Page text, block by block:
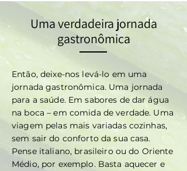
Uma verdadeira jornada
gastronômica
Então, deixe-nos levá-lo em uma
jornada gastronômica. Uma jornada
para a saúde. Em sabores de dar água
na boca – em comida de verdade. Uma
viagem pelas mais variadas cozinhas,
sem sair do conforto da sua casa.
Pense italiano, brasileiro ou do Oriente
Médio, por exemplo. Basta aquecer e